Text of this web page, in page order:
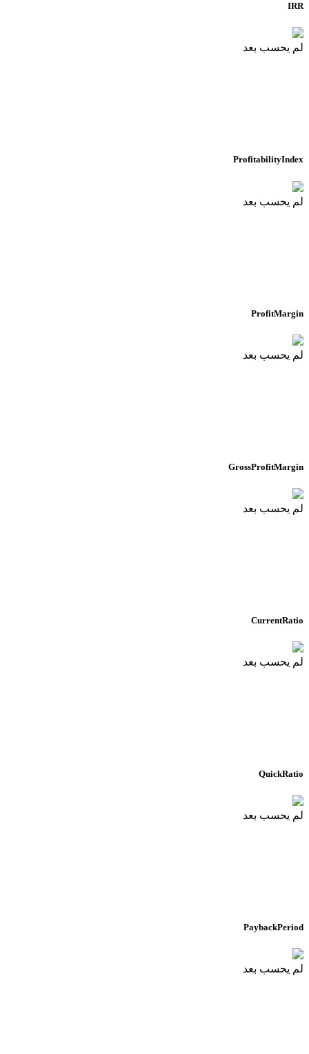
IRR
لم يحسب بعد
ProfitabilityIndex
لم يحسب بعد
ProfitMargin
لم يحسب بعد
GrossProfitMargin
لم يحسب بعد
CurrentRatio
لم يحسب بعد
QuickRatio
لم يحسب بعد
PaybackPeriod
لم يحسب بعد